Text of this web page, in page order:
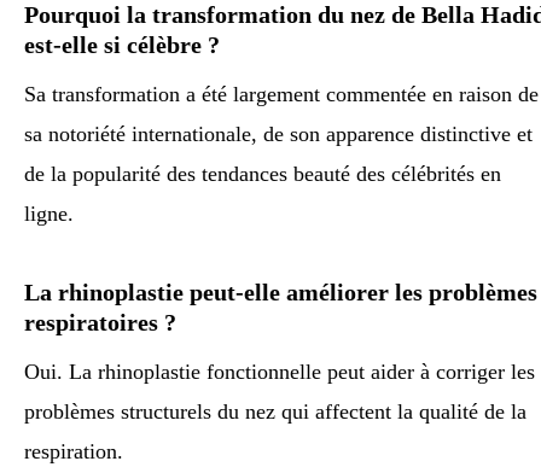
Pourquoi la transformation du nez de Bella
est-elle si célèbre ?
Sa transformation a été largement commentée en raison de
sa notoriété internationale, de son apparence distinctive et
de la popularité des tendances beauté des célébrités en
ligne.
La rhinoplastie peut-elle améliorer les problèmes
respiratoires ?
Oui. La rhinoplastie fonctionnelle peut aider à corriger les
problèmes structurels du nez qui affectent la qualité de la
respiration.